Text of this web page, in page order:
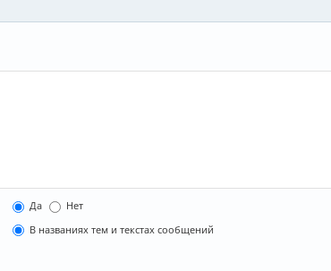
Да
Нет
В названиях тем и текстах сообщений